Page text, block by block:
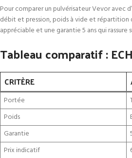
Pour comparer un pulvérisateur Vevor avec
débit et pression, poids à vide et répartition
appréciable et une garantie 5 ans qui
Tableau comparatif :
CRITÈRE
Portée
Poids
Garantie
Prix indicatif